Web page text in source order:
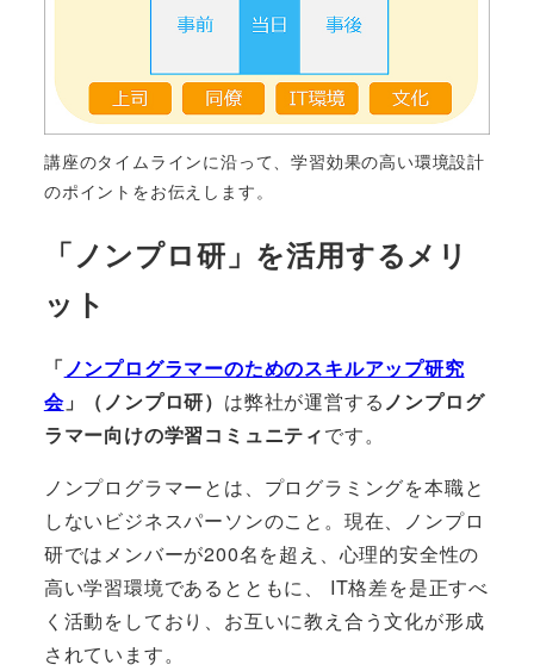
講座のタイムラインに沿って、学習効果の高い環境設計
のポイントをお伝えします。
「ノンプロ研」を活用するメリ
ット
「ノンプログラマーのためのスキルアップ研究
会」（ノンプロ研） は弊社が運営するノンプログ
ラマー向けの学習コミュニティです。
ノンプログラマーとは、プログラミングを本職と
しないビジネスパーソンのこと。現在、ノンプロ
研ではメンバーが200名を超え、心理的安全性の
高い学習環境であるとともに、 IT格差を是正すべ
く活動をしており、お互いに教え合う文化が形成
されています。